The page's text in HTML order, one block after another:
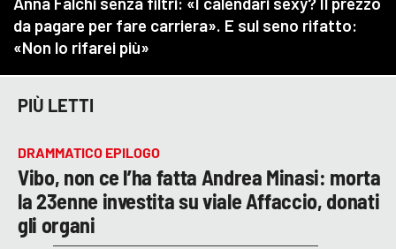
PIÙ LETTI
DRAMMATICO EPILOGO
Vibo, non ce l’ha fatta Andrea Minasi: morta
la 23enne investita su viale Affaccio, donati
gli organi